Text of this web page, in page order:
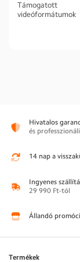
Támogatott
videóformátumok
Hivatalos
és
14 nap a
Ingyenes
29 990 Ft-tól
Állandó
Termékek